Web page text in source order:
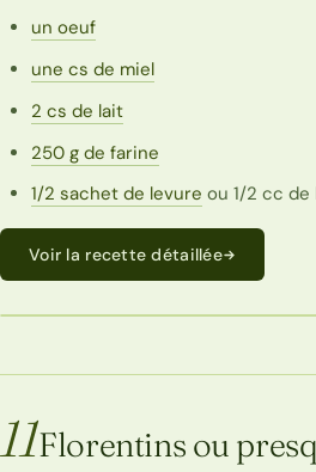
un oeuf
une cs de miel
2 cs de lait
250 g de farine
1/2 sachet de levure ou 1/2 cc
Voir la recette détaillée
11Florentins ou